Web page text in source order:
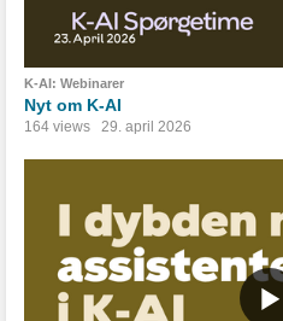
K-AI: Webinarer
Nyt om K-AI
164 views 29. april 2026